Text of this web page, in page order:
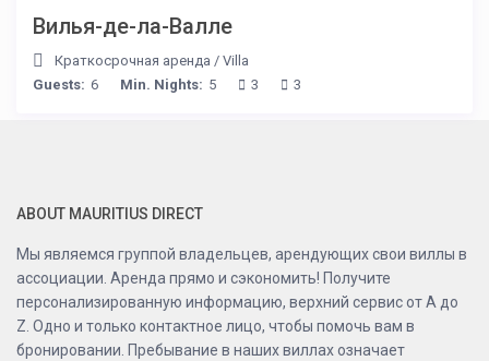
Вилья-де-ла-Валле
Краткосрочная аренда /Villa
Guests: 6 Min. Nights: 5 3 3
ABOUT MAURITIUS DIRECT
Мы являемся группой владельцев, арендующих свои виллы в
ассоциации. Аренда прямо и сэкономить! Получите
персонализированную информацию, верхний сервис от A до
Z. Одно и только контактное лицо, чтобы помочь вам в
бронировании. Пребывание в наших виллах означает